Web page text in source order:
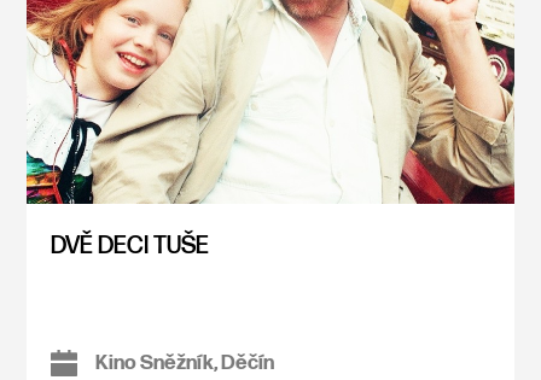
DVĚ DECI TUŠE
Kino Sněžník, Děčín